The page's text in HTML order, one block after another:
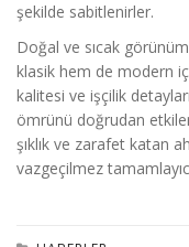
şekilde sabitlenirler.
Doğal ve sıcak
klasik hem de modern
kalitesi ve işçilik
ömrünü doğrudan
şıklık ve zarafet katan
vazgeçilmez